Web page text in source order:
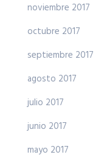
noviembre 2017
octubre 2017
septiembre 2017
agosto 2017
julio 2017
junio 2017
mayo 2017